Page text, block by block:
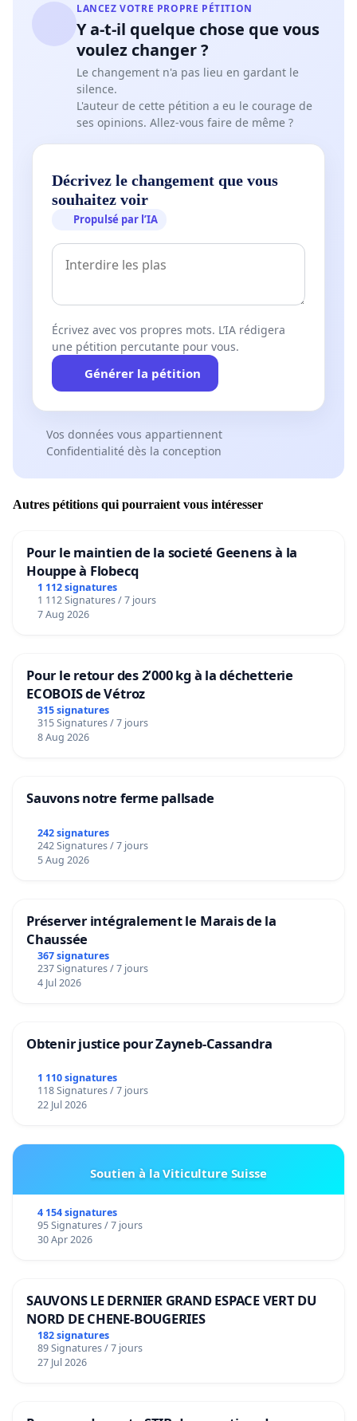
LANCEZ VOTRE PROPRE PÉTITION
Y a-t-il quelque chose que vous
voulez changer ?
Le changement n'a pas lieu en gardant le
silence.
L'auteur de cette pétition a eu le courage de
ses opinions. Allez-vous faire de même ?
Décrivez le changement que vous
souhaitez voir
Propulsé par l’IA
Écrivez avec vos propres mots. L’IA rédigera
une pétition percutante pour vous.
Générer la pétition
Vos données vous appartiennent
Confidentialité dès la conception
Autres pétitions qui pourraient vous intéresser
Pour le maintien de la societé Geenens à la
Houppe à Flobecq
1 112 signatures
1 112 Signatures / 7 jours
7 Aug 2026
Pour le retour des 2’000 kg à la déchetterie
ECOBOIS de Vétroz
315 signatures
315 Signatures / 7 jours
8 Aug 2026
Sauvons notre ferme pallsade
242 signatures
242 Signatures / 7 jours
5 Aug 2026
Préserver intégralement le Marais de la
Chaussée
367 signatures
237 Signatures / 7 jours
4 Jul 2026
Obtenir justice pour Zayneb-Cassandra
1 110 signatures
118 Signatures / 7 jours
22 Jul 2026
Soutien à la Viticulture Suisse
4 154 signatures
95 Signatures / 7 jours
30 Apr 2026
SAUVONS LE DERNIER GRAND ESPACE VERT DU
NORD DE CHENE-BOUGERIES
182 signatures
89 Signatures / 7 jours
27 Jul 2026